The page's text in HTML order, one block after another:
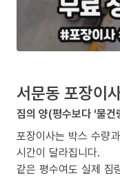
서문동 포장이
짐의 양(평수보다 ‘물건
포장이사는 박스 수량
시간이 달라집니다.
같은 평수여도 실제 짐